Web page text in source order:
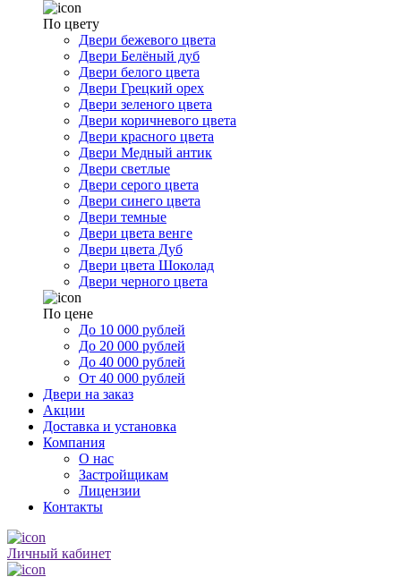
По цвету
Двери бежевого цвета
Двери Белёный дуб
Двери белого цвета
Двери Грецкий орех
Двери зеленого цвета
Двери коричневого цвета
Двери красного цвета
Двери Медный антик
Двери светлые
Двери серого цвета
Двери синего цвета
Двери темные
Двери цвета венге
Двери цвета Дуб
Двери цвета Шоколад
Двери черного цвета
По цене
До 10 000 рублей
До 20 000 рублей
До 40 000 рублей
От 40 000 рублей
Двери на заказ
Акции
Доставка и установка
Компания
О нас
Застройщикам
Лицензии
Контакты
Личный кабинет